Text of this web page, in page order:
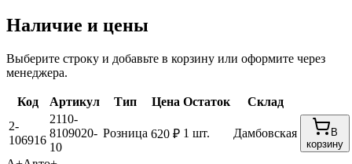
Наличие и цены
Выберите строку и добавьте в корзину или оформите через
менеджера.
Код Артикул Тип Цена Остаток
Склад
2-
106916
2110-
8109020-
10
Розница 620 ₽ 1 шт. Дамбовская
В
корзину